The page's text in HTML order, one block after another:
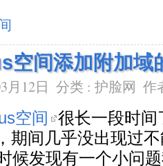
空间添加附加域
月12日 分类 : 护脸网 作
空间
很长一段时间
，期间几乎没出现过
候发现有一个小问